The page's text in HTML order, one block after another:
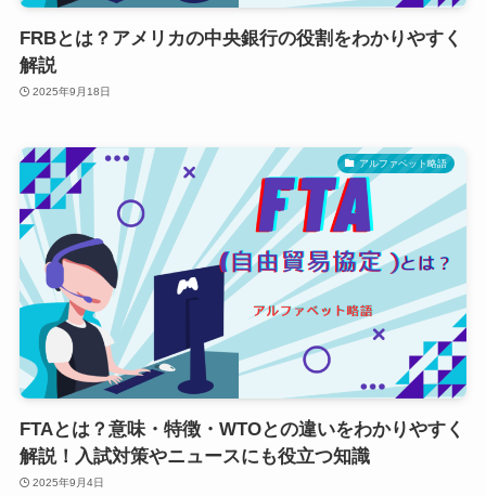
FRBとは？アメリカの中央銀行の役割をわかりやすく
解説
2025年9月18日
アルファベット略語
FTAとは？意味・特徴・WTOとの違いをわかりやすく
解説！入試対策やニュースにも役立つ知識
2025年9月4日